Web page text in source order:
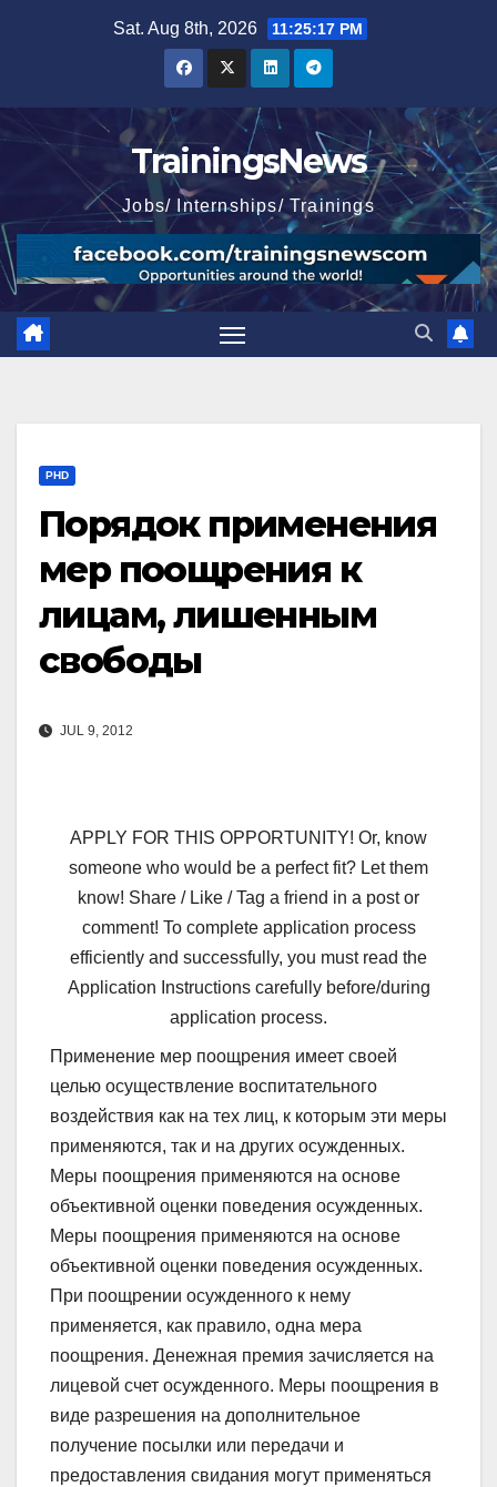
Sat. Aug 8th, 2026 11:25:19 PM
TrainingsNews
Jobs/ Internships/ Trainings
PHD
Порядок применения
мер поощрения к
лицам, лишенным
свободы
JUL 9, 2012
APPLY FOR THIS OPPORTUNITY! Or, know
someone who would be a perfect fit? Let them
know! Share / Like / Tag a friend in a post or
comment! To complete application process
efficiently and successfully, you must read the
Application Instructions carefully before/during
application process.
Применение мер поощрения имеет своей
целью осуществление воспитательного
воздействия как на тех лиц, к которым эти меры
применяются, так и на других осужденных.
Меры поощрения применяются на основе
объективной оценки поведения осужденных.
Меры поощрения применяются на основе
объективной оценки поведения осужденных.
При поощрении осужденного к нему
применяется, как правило, одна мера
поощрения. Денежная премия зачисляется на
лицевой счет осужденного. Меры поощрения в
виде разрешения на дополнительное
получение посылки или передачи и
предоставления свидания могут применяться